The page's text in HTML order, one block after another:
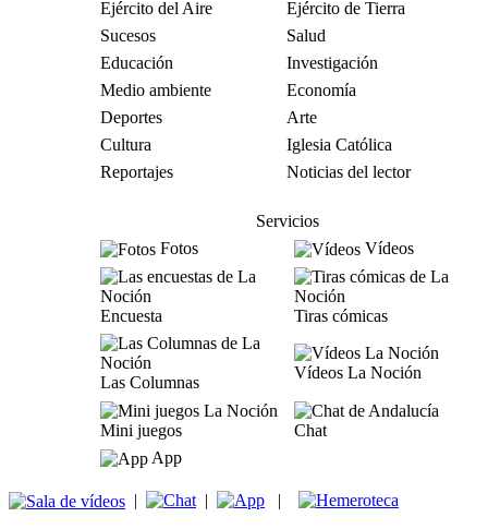
Ejército del Aire
Ejército de Tierra
Sucesos
Salud
Educación
Investigación
Medio ambiente
Economía
Deportes
Arte
Cultura
Iglesia Católica
Reportajes
Noticias del lector
Servicios
Fotos
Vídeos
Encuesta Tiras cómicas
Las Columnas
Vídeos La Noción
Mini juegos
Chat
App
| | |